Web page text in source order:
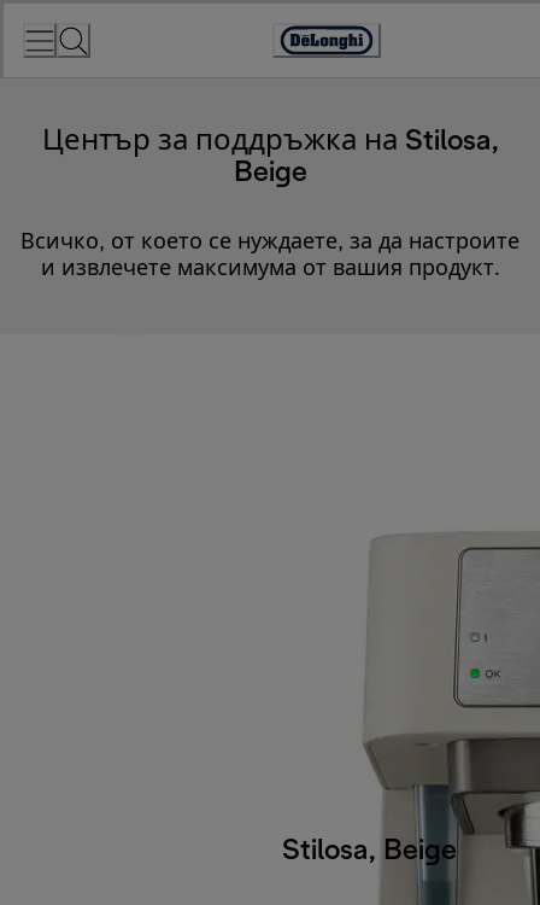
Accessibility
Център за поддръжка на Stilosa,
Beige
Всичко, от което се нуждаете, за да настроите
и извлечете максимума от вашия продукт.
Stilosa, Beige